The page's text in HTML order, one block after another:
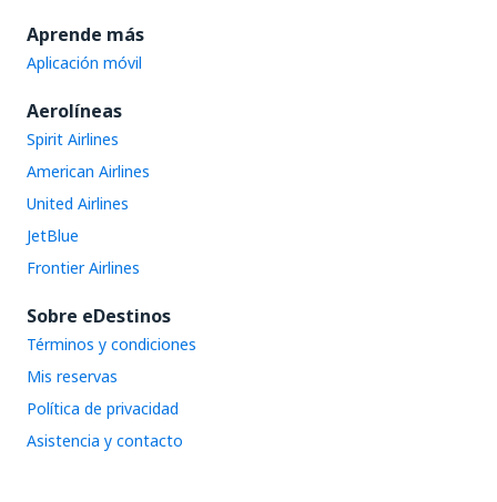
Aprende más
Aplicación móvil
Aerolíneas
Spirit Airlines
American Airlines
United Airlines
JetBlue
Frontier Airlines
Sobre eDestinos
Términos y condiciones
Mis reservas
Política de privacidad
Asistencia y contacto